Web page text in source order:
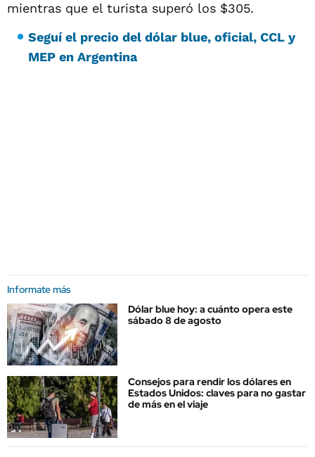
mientras que el turista superó los $305.
Seguí el precio del dólar blue, oficial, CCL y
MEP en Argentina
Informate más
Dólar blue hoy: a cuánto opera este
sábado 8 de agosto
Consejos para rendir los dólares en
Estados Unidos: claves para no gastar
de más en el viaje